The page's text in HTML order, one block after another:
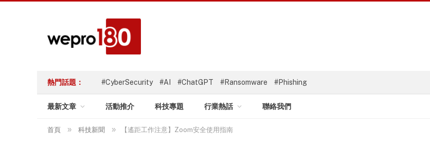
熱門話題： #CyberSecurity #AI #ChatGPT #Ransomware #Phishing
最新文章 活動推介 科技專題 行業熱話 聯絡我們
首頁 » 科技新聞 » 【遙距工作注意】Zoom安全使用指南